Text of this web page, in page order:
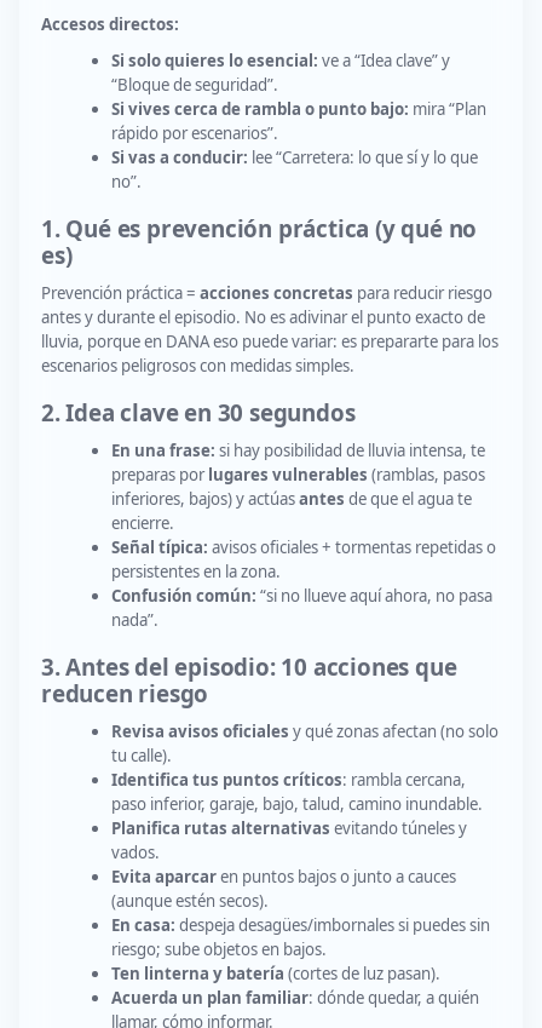
Accesos directos:
Si solo quieres lo esencial: ve a “Idea clave” y
“Bloque de seguridad”.
Si vives cerca de rambla o punto bajo: mira “Plan
rápido por escenarios”.
Si vas a conducir: lee “Carretera: lo que sí y lo que
no”.
1. Qué es prevención práctica (y qué no
es)
Prevención práctica = acciones concretas para reducir riesgo
antes y durante el episodio. No es adivinar el punto exacto de
lluvia, porque en DANA eso puede variar: es prepararte para los
escenarios peligrosos con medidas simples.
2. Idea clave en 30 segundos
En una frase: si hay posibilidad de lluvia intensa, te
preparas porlugares vulnerables (ramblas, pasos
inferiores, bajos) y actúasantes de que el agua te
encierre.
Señal típica: avisos oficiales + tormentas repetidas o
persistentes en la zona.
Confusión común: “si no llueve aquí ahora, no pasa
nada”.
3. Antes del episodio: 10 acciones que
reducen riesgo
Revisa avisos oficiales y qué zonas afectan (no solo
tu calle).
Identifica tus puntos críticos: rambla cercana,
paso inferior, garaje, bajo, talud, camino inundable.
Planifica rutas alternativas evitando túneles y
vados.
Evita aparcaren puntos bajos o junto a cauces
(aunque estén secos).
En casa: despeja desagües/imbornales si puedes sin
riesgo; sube objetos en bajos.
Ten linterna y batería (cortes de luz pasan).
Acuerda un plan familiar: dónde quedar, a quién
llamar, cómo informar.